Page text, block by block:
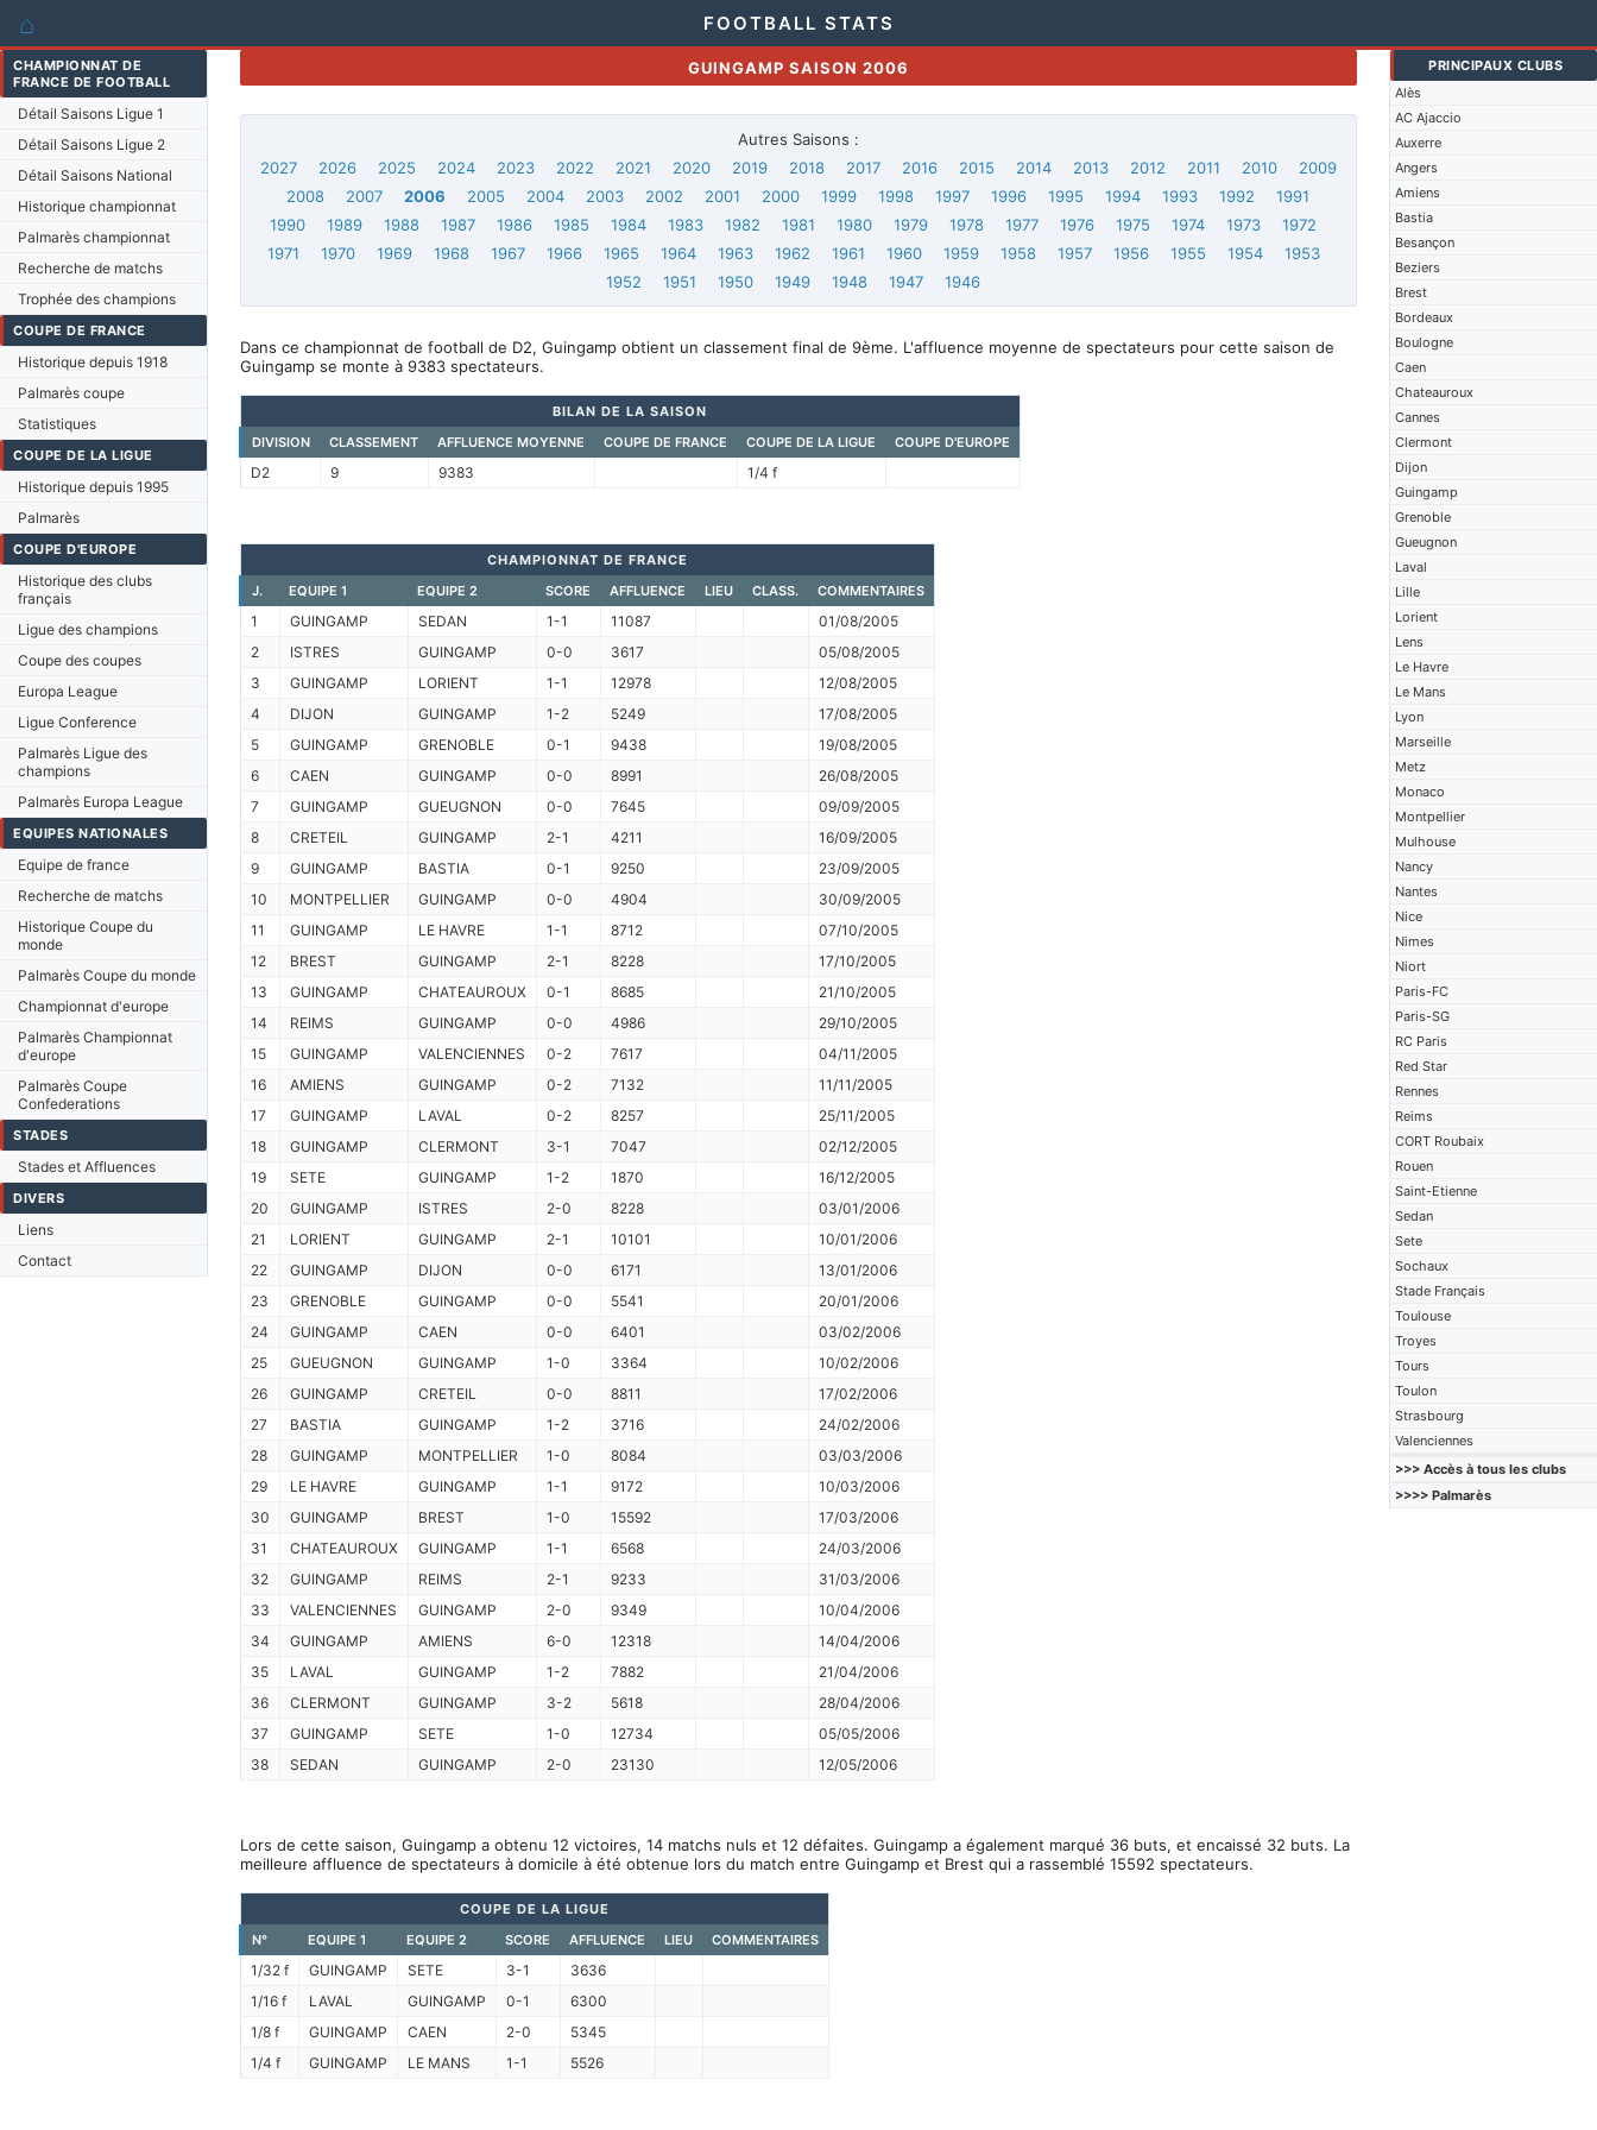
⌂ FOOTBALL STATS
CHAMPIONNAT DE
FRANCE DE FOOTBALL
Détail Saisons Ligue 1
Détail Saisons Ligue 2
Détail Saisons National
Historique championnat
Palmarès championnat
Recherche de matchs
Trophée des champions
COUPE DE FRANCE
Historique depuis 1918
Palmarès coupe
Statistiques
COUPE DE LA LIGUE
Historique depuis 1995
Palmarès
COUPE D'EUROPE
Historique des clubs
français
Ligue des champions
Coupe des coupes
Europa League
Ligue Conference
Palmarès Ligue des
champions
Palmarès Europa League
EQUIPES NATIONALES
Equipe de france
Recherche de matchs
Historique Coupe du
monde
Palmarès Coupe du monde
Championnat d'europe
Palmarès Championnat
d'europe
Palmarès Coupe
Confederations
STADES
Stades et Affluences
DIVERS
Liens
Contact
PRINCIPAUX CLUBS
Alès
AC Ajaccio
Auxerre
Angers
Amiens
Bastia
Besançon
Beziers
Brest
Bordeaux
Boulogne
Caen
Chateauroux
Cannes
Clermont
Dijon
Guingamp
Grenoble
Gueugnon
Laval
Lille
Lorient
Lens
Le Havre
Le Mans
Lyon
Marseille
Metz
Monaco
Montpellier
Mulhouse
Nancy
Nantes
Nice
Nimes
Niort
Paris-FC
Paris-SG
RC Paris
Red Star
Rennes
Reims
CORT Roubaix
Rouen
Saint-Etienne
Sedan
Sete
Sochaux
Stade Français
Toulouse
Troyes
Tours
Toulon
Strasbourg
Valenciennes
>>> Accès à tous les clubs
>>>> Palmarès
GUINGAMP SAISON 2006
Autres Saisons :
2027
2026 2025 2024 2023 2022 2021 2020 2019 2018 2017 2016 2015 2014 2013 2012 2011 2010
2009
2008
2007 2006 2005 2004 2003 2002 2001 2000 1999 1998 1997 1996 1995 1994 1993 1992
1991
1990
1989 1988 1987 1986 1985 1984 1983 1982 1981 1980 1979 1978 1977 1976 1975 1974 1973
1972
1971
1970 1969 1968 1967 1966 1965 1964 1963 1962 1961 1960 1959 1958 1957 1956 1955 1954
1953
1952
1951 1950 1949 1948 1947 1946
Dans ce championnat de football de D2, Guingamp obtient un classement final de 9ème. L'affluence moyenne de spectateurs pour cette saison de
Guingamp se monte à 9383 spectateurs.
BILAN DE LA SAISON
DIVISION
CLASSEMENT AFFLUENCE MOYENNE COUPE DE FRANCE COUPE DE LA LIGUE COUPE D'EUROPE
D2 9 9383 1/4 f
CHAMPIONNAT DE FRANCE
J.
EQUIPE 1 EQUIPE 2 SCORE AFFLUENCE LIEU CLASS. COMMENTAIRES
1 GUINGAMP SEDAN 1-1 11087
01/08/2005
2
ISTRES GUINGAMP 0-0 3617
05/08/2005
3
GUINGAMP LORIENT 1-1 12978
12/08/2005
4
DIJON GUINGAMP 1-2 5249
17/08/2005
5
GUINGAMP GRENOBLE 0-1 9438
19/08/2005
6
CAEN GUINGAMP 0-0 8991
26/08/2005
7
GUINGAMP GUEUGNON 0-0 7645
09/09/2005
8
CRETEIL GUINGAMP 2-1 4211
16/09/2005
9
GUINGAMP BASTIA 0-1 9250
23/09/2005
10
MONTPELLIER GUINGAMP 0-0 4904
30/09/2005
11
GUINGAMP LE HAVRE 1-1 8712
07/10/2005
12
BREST GUINGAMP 2-1 8228
17/10/2005
13
GUINGAMP CHATEAUROUX 0-1 8685
21/10/2005
14
REIMS GUINGAMP 0-0 4986
29/10/2005
15
GUINGAMP VALENCIENNES 0-2 7617
04/11/2005
16
AMIENS GUINGAMP 0-2 7132
11/11/2005
17
GUINGAMP LAVAL 0-2 8257
25/11/2005
18
GUINGAMP CLERMONT 3-1 7047
02/12/2005
19
SETE GUINGAMP 1-2 1870
16/12/2005
20
GUINGAMP ISTRES 2-0 8228
03/01/2006
21
LORIENT GUINGAMP 2-1 10101
10/01/2006
22
GUINGAMP DIJON 0-0 6171
13/01/2006
23
GRENOBLE GUINGAMP 0-0 5541
20/01/2006
24
GUINGAMP CAEN 0-0 6401
03/02/2006
25
GUEUGNON GUINGAMP 1-0 3364
10/02/2006
26
GUINGAMP CRETEIL 0-0 8811
17/02/2006
27
BASTIA GUINGAMP 1-2 3716
24/02/2006
28
GUINGAMP MONTPELLIER 1-0 8084
03/03/2006
29
LE HAVRE GUINGAMP 1-1 9172
10/03/2006
30
GUINGAMP BREST 1-0 15592
17/03/2006
31
CHATEAUROUX GUINGAMP 1-1 6568
24/03/2006
32
GUINGAMP REIMS 2-1 9233
31/03/2006
33
VALENCIENNES GUINGAMP 2-0 9349
10/04/2006
34
GUINGAMP AMIENS 6-0 12318
14/04/2006
35
LAVAL GUINGAMP 1-2 7882
21/04/2006
36
CLERMONT GUINGAMP 3-2 5618
28/04/2006
37
GUINGAMP SETE 1-0 12734
05/05/2006
38
SEDAN GUINGAMP 2-0 23130 12/05/2006
Lors de cette saison, Guingamp a obtenu 12 victoires, 14 matchs nuls et 12 défaites. Guingamp a également marqué 36 buts, et encaissé 32 buts. La
meilleure affluence de spectateurs à domicile à été obtenue lors du match entre Guingamp et Brest qui a rassemblé 15592 spectateurs.
COUPE DE LA LIGUE
N°
EQUIPE 1 EQUIPE 2 SCORE AFFLUENCE LIEU COMMENTAIRES
1/32 f GUINGAMP SETE 3-1
3636
1/16 f
LAVAL GUINGAMP 0-1
6300
1/8 f
GUINGAMP CAEN 2-0
5345
1/4 f
GUINGAMP LE MANS 1-1 5526